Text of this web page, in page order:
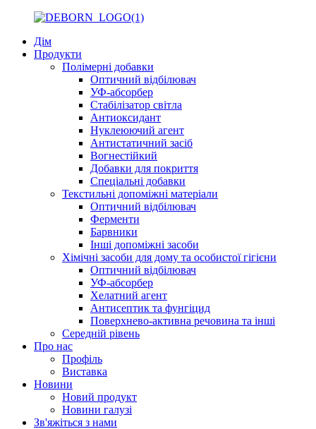
Дім
Продукти
Полімерні добавки
Оптичний відбілювач
УФ-абсорбер
Стабілізатор світла
Антиоксидант
Нуклеюючий агент
Антистатичний засіб
Вогнестійкий
Добавки для покриття
Спеціальні добавки
Текстильні допоміжні матеріали
Оптичний відбілювач
Ферменти
Барвники
Інші допоміжні засоби
Хімічні засоби для дому та особистої гігієни
Оптичний відбілювач
УФ-абсорбер
Хелатний агент
Антисептик та фунгіцид
Поверхнево-активна речовина та інші
Середній рівень
Про нас
Профіль
Виставка
Новини
Новий продукт
Новини галузі
Зв'яжіться з нами